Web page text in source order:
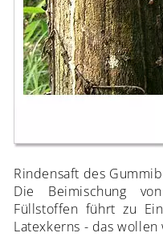
Rindensaft des
Die Beimischung
Füllstoffen führt zu
Latexkerns - das